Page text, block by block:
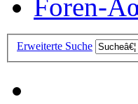
Foren-
Erweiterte Suche